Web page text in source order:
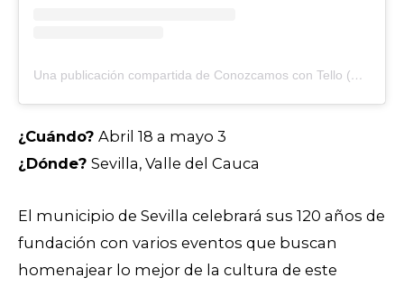
Una publicación compartida de Conozcamos con Tello (@sevillanos_con_tello)
¿Cuándo? Abril 18 a mayo 3
¿Dónde? Sevilla, Valle del Cauca
El municipio de Sevilla celebrará sus 120 años de
fundación con varios eventos que buscan
homenajear lo mejor de la cultura de este